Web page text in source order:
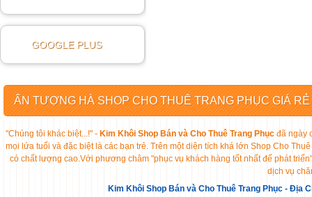
GOOGLE PLUS
ẤN TƯỢNG HÀ SHOP CHO THUÊ TRANG PHỤC GIÁ
"Chúng tôi khác biệt...!" - Kim Khôi Shop Bán và Cho Thuê Trang Phụcđã ngày
mọi lứa tuổi và đặc biệt là các bạn trẻ. Trên một diện tích khá lớn Shop Cho
có chất lượng cao.Với phương châm "phục vụ khách hàng tốt nhất để phát
dịch vụ
Kim Khôi Shop Bán và Cho Thuê Trang Phục - Địa